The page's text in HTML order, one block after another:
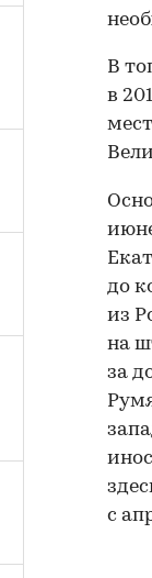
В
в
до
из
на
за
с